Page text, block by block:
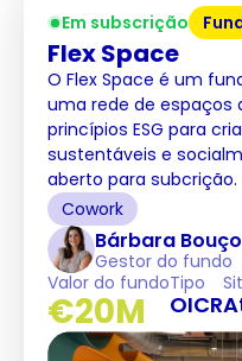
Em subscrição
Flex Space
O Flex Space é um
uma rede de espaços
princípios ESG para
sustentáveis e
aberto para subcrição.
Cowork
Bárbara
Gestor do fundo
Valor do fundo
€20M
Tipo
OICR